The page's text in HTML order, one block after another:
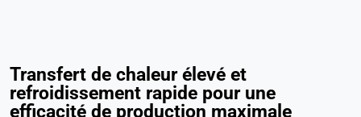
Transfert de chaleur élevé et
refroidissement rapide pour une
efficacité de production maximale